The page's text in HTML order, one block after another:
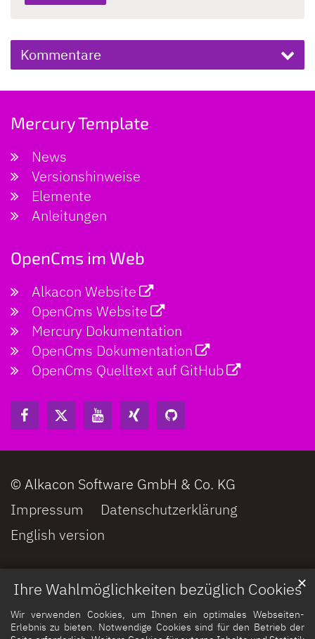
Ihre Wahlmöglichkeiten bezüglich Cookies
Wir verwenden Cookies, um Ihnen ein optimales Webseiten-
Erlebnis zu bieten. Notwendige Cookies sind für den Betrieb der
✕
Kommentare
Mercury Template
News
Versionshinweise
Elemente
Anleitungen
OpenCms im Web
Alkacon Website
OpenCms Website
Mercury Dokumentation
OpenCms Dokumentation
OpenCms Quelltext auf GitHub
© Alkacon Software GmbH & Co. KG
Impressum
Datenschutzerklärung
English version